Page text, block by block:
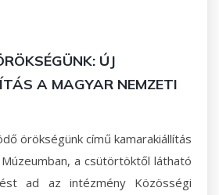
ÚJ
A MAGYAR NEMZETI
örökségünk című kamarakiállítás
a csütörtöktől látható
ad az intézmény Közösségi